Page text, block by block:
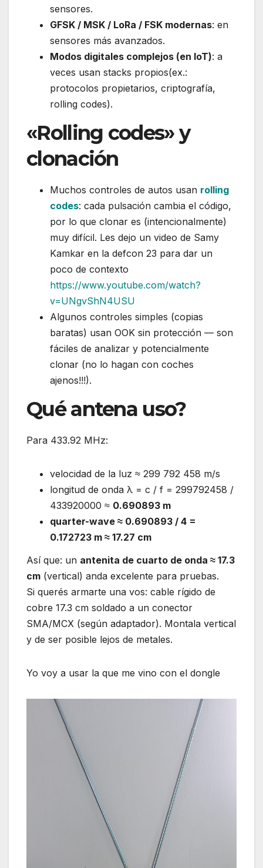
sensores.
GFSK / MSK / LoRa / FSK modernas: en
sensores más avanzados.
Modos digitales complejos (en IoT): a
veces usan stacks propios(ex.:
protocolos propietarios, criptografía,
rolling codes).
«Rolling codes» y
clonación
Muchos controles de autos usan rolling
codes: cada pulsación cambia el código,
por lo que clonar es (intencionalmente)
muy difícil. Les dejo un video de Samy
Kamkar en la defcon 23 para dar un
poco de contexto
https://www.youtube.com/watch?
v=UNgvShN4USU
Algunos controles simples (copias
baratas) usan OOK sin protección — son
fáciles de analizar y potencialmente
clonar (no lo hagan con coches
ajenos!!!).
Qué antena uso?
Para 433.92 MHz:
velocidad de la luz ≈ 299 792 458 m/s
longitud de onda λ = c / f = 299792458 /
433920000 ≈ 0.690893 m
quarter-wave ≈ 0.690893 / 4 =
0.172723 m ≈ 17.27 cm
Así que: un antenita de cuarto de onda ≈ 17.3
cm (vertical) anda excelente para pruebas.
Si querés armarte una vos: cable rígido de
cobre 17.3 cm soldado a un conector
SMA/MCX (según adaptador). Montala vertical
y de ser posible lejos de metales.
Yo voy a usar la que me vino con el dongle